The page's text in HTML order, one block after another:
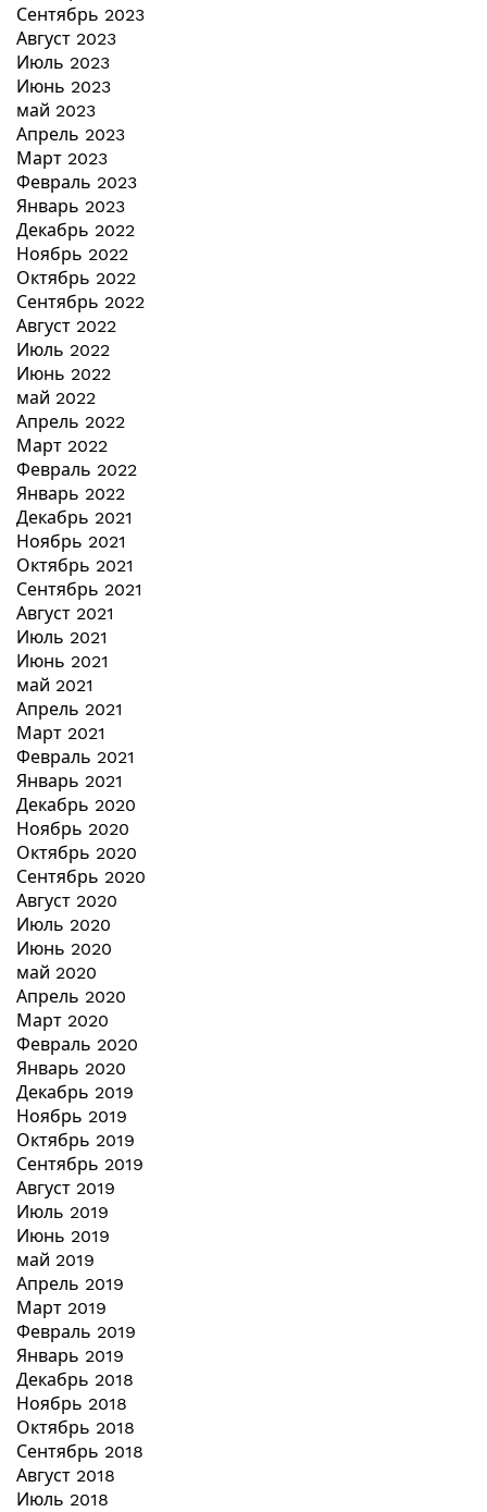
Сентябрь 2023
Август 2023
Июль 2023
Июнь 2023
май 2023
Апрель 2023
Март 2023
Февраль 2023
Январь 2023
Декабрь 2022
Ноябрь 2022
Октябрь 2022
Сентябрь 2022
Август 2022
Июль 2022
Июнь 2022
май 2022
Апрель 2022
Март 2022
Февраль 2022
Январь 2022
Декабрь 2021
Ноябрь 2021
Октябрь 2021
Сентябрь 2021
Август 2021
Июль 2021
Июнь 2021
май 2021
Апрель 2021
Март 2021
Февраль 2021
Январь 2021
Декабрь 2020
Ноябрь 2020
Октябрь 2020
Сентябрь 2020
Август 2020
Июль 2020
Июнь 2020
май 2020
Апрель 2020
Март 2020
Февраль 2020
Январь 2020
Декабрь 2019
Ноябрь 2019
Октябрь 2019
Сентябрь 2019
Август 2019
Июль 2019
Июнь 2019
май 2019
Апрель 2019
Март 2019
Февраль 2019
Январь 2019
Декабрь 2018
Ноябрь 2018
Октябрь 2018
Сентябрь 2018
Август 2018
Июль 2018